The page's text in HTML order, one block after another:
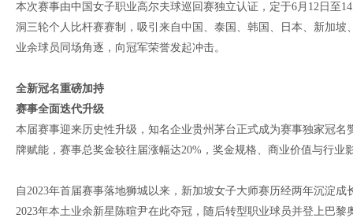
本次赛事由中国女子职业高尔夫球巡回赛独立认证，定于6月12日至
洞三轮个人比杆赛赛制，吸引来自中国、泰国、韩国、日本、新加
业余球员同场角逐，向冠军荣誉发起冲击。
全新冠名重磅加持
赛事全面迭代升级
本届赛事迎来历史性升级，知名企业贵州茅台正式成为赛事独家冠
牌赋能，赛事总奖金较往届涨幅达20%，奖金规格、商业价值与行业
自2023年首届赛事落地狮城以来，新加坡女子大师赛历经两年沉淀
2023年本土业余新星陈暄尹在此夺冠，随后转型职业球员并登上巴